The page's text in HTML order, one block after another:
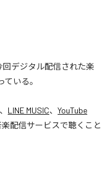
回デジタル配信された楽
ている。
、 LINE MUSIC、 YouTube
配信サービスで聴くこと